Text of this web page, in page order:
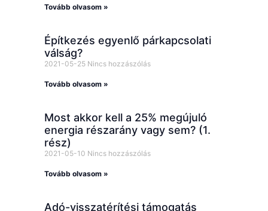
Tovább olvasom »
Építkezés egyenlő párkapcsolati
válság?
2021-05-25 Nincs hozzászólás
Tovább olvasom »
Most akkor kell a 25% megújuló
energia részarány vagy sem? (1.
rész)
2021-05-10 Nincs hozzászólás
Tovább olvasom »
Adó-visszatérítési támogatás